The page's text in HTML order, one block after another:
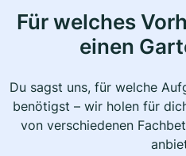
Für welches
einen
Du sagst uns, für welche
benötigst – wir holen für
von verschiedenen